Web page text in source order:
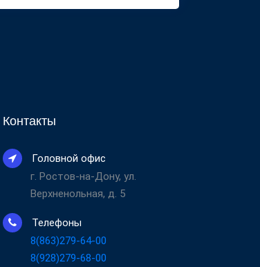
Контакты
Головной офис
г. Ростов-на-Дону, ул.
Верхненольная, д. 5
Телефоны
8(863)279-64-00
8(928)279-68-00